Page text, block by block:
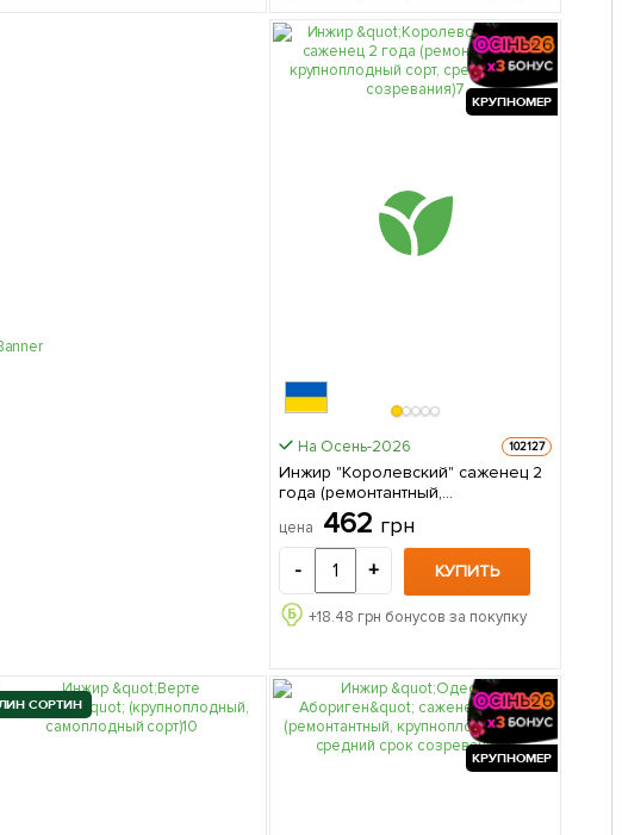
КРУПНОМЕР
На Осень-2026 102127
Инжир "Королевский" саженец 2
года (ремонтантный,
крупноплодный сорт, средний
срок созревания) 1 саженец в
упаковке
цена 462 грн
- + КУПИТЬ
+18.48 грн бонусов за покупку
СОРТИН
КРУПНОМЕР